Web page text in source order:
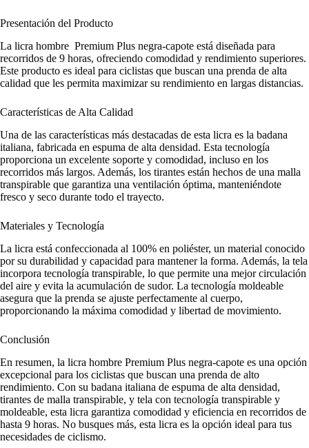
Presentación del Producto
La licra hombre Premium Plus negra-capote está diseñada para
recorridos de 9 horas, ofreciendo comodidad y rendimiento superiores.
Este producto es ideal para ciclistas que buscan una prenda de alta
calidad que les permita maximizar su rendimiento en largas distancias.
Características de Alta Calidad
Una de las características más destacadas de esta licra es la badana
italiana, fabricada en espuma de alta densidad. Esta tecnología
proporciona un excelente soporte y comodidad, incluso en los
recorridos más largos. Además, los tirantes están hechos de una malla
transpirable que garantiza una ventilación óptima, manteniéndote
fresco y seco durante todo el trayecto.
Materiales y Tecnología
La licra está confeccionada al 100% en poliéster, un material conocido
por su durabilidad y capacidad para mantener la forma. Además, la tela
incorpora tecnología transpirable, lo que permite una mejor circulación
del aire y evita la acumulación de sudor. La tecnología moldeable
asegura que la prenda se ajuste perfectamente al cuerpo,
proporcionando la máxima comodidad y libertad de movimiento.
Conclusión
En resumen, la licra hombre Premium Plus negra-capote es una opción
excepcional para los ciclistas que buscan una prenda de alto
rendimiento. Con su badana italiana de espuma de alta densidad,
tirantes de malla transpirable, y tela con tecnología transpirable y
moldeable, esta licra garantiza comodidad y eficiencia en recorridos de
hasta 9 horas. No busques más, esta licra es la opción ideal para tus
necesidades de ciclismo.